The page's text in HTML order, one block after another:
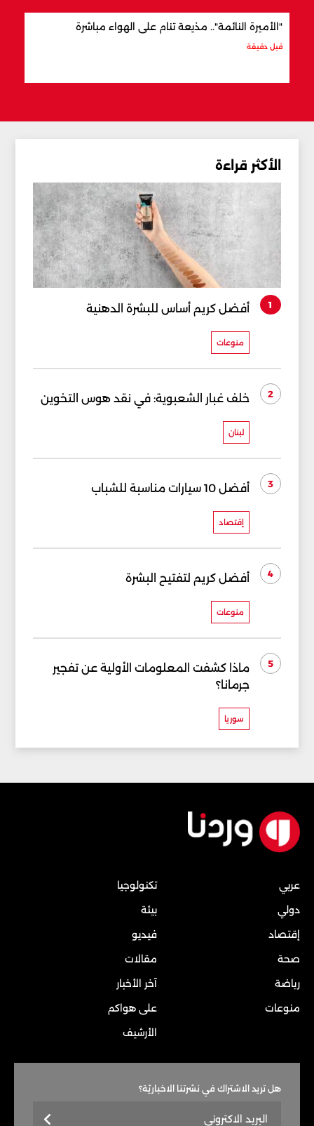
"الأميرة النائمة".. مذيعة تنام على الهواء مباشرة
قبل دقيقة
الأكثر قراءة
1 أفضل كريم أساس للبشرة الدهنية
منوعات
2 خلف غبار الشعبوية: في نقد هوس التخوين
لبنان
3 أفضل 10 سيارات مناسبة للشباب
إقتصاد
4 أفضل كريم لتفتيح البشرة
منوعات
5
ماذا كشفت المعلومات الأولية عن تفجير
جرمانا؟
سوريا
عربي
دولي
إقتصاد
صحة
رياضة
منوعات
تكنولوجيا
بيئة
فيديو
مقالات
آخر الأخبار
على هواكم
الأرشيف
هل تريد الاشتراك في نشرتنا الاخباريّة؟